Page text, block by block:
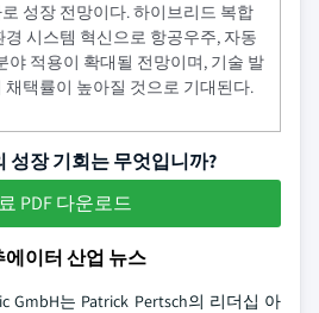
성장 전망이다. 하이브리드 복합
경 시스템 혁신으로 항공우주, 자동
야 적용이 확대될 전망이며, 기술 발
채택률이 높아질 것으로 기대된다.
성장 기회는 무엇입니까?
PDF 다운로드
이터 산업 뉴스
GmbH는 Patrick Pertsch의 리더십 아